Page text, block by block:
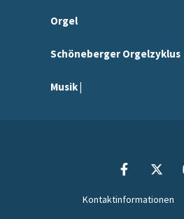
Orgel
Schöneberger Orgelzyklus
Musik |
Kontaktinformationen